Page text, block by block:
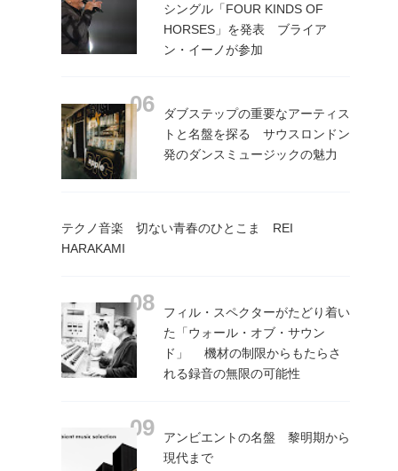
シングル「FOUR KINDS OF
HORSES」を発表 ブライア
ン・イーノが参加
ダブステップの重要なアーティス
トと名盤を探る サウスロンドン
発のダンスミュージックの魅力
テクノ音楽 切ない青春のひとこま REI
HARAKAMI
フィル・スペクターがたどり着い
た「ウォール・オブ・サウン
ド」 機材の制限からもたらさ
れる録音の無限の可能性
アンビエントの名盤 黎明期から
現代まで